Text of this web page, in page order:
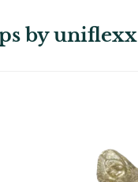
by uniflexx